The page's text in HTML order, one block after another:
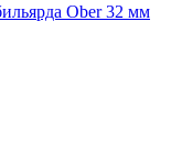
Ober 32 мм